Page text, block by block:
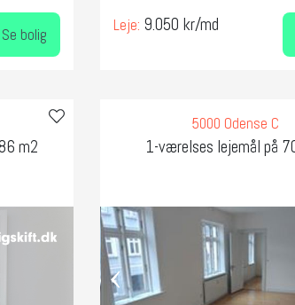
Se bolig Leje: 9.050 kr/md
m2
5000 Odense C
1-værelses lejemål på
‹